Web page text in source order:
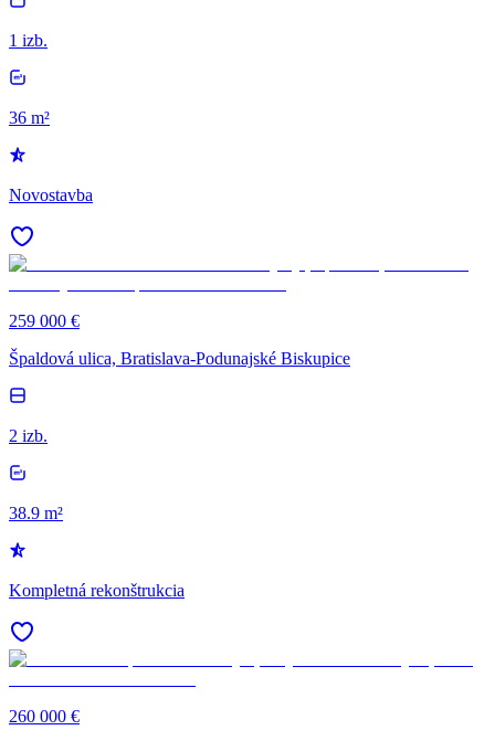
1 izb.
36 m²
Novostavba
259 000 €
Špaldová ulica, Bratislava-Podunajské Biskupice
2 izb.
38.9 m²
Kompletná rekonštrukcia
260 000 €